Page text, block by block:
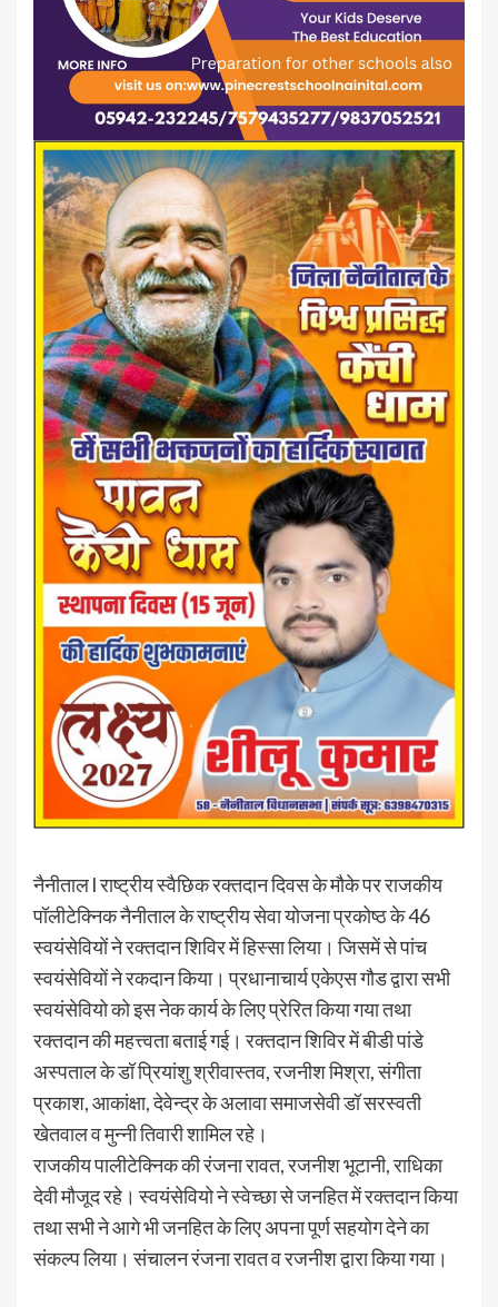
नैनीताल l राष्ट्रीय स्वैछिक रक्तदान दिवस के मौके पर राजकीय
पॉलीटेक्निक नैनीताल के राष्ट्रीय सेवा योजना प्रकोष्ठ के 46
स्वयंसेवियों ने रक्तदान शिविर में हिस्सा लिया। जिसमें से पांच
स्वयंसेवियों ने रकदान किया। प्रधानाचार्य एकेएस गौड द्वारा सभी
स्वयंसेवियो को इस नेक कार्य के लिए प्रेरित किया गया तथा
रक्तदान की महत्त्वता बताई गई। रक्तदान शिविर में बीडी पांडे
अस्पताल के डॉ प्रियांशु श्रीवास्तव, रजनीश मिश्रा, संगीता
प्रकाश, आकांक्षा, देवेन्द्र के अलावा समाजसेवी डॉ सरस्वती
खेतवाल व मुन्नी तिवारी शामिल रहे।
राजकीय पालीटेक्निक की रंजना रावत, रजनीश भूटानी, राधिका
देवी मौजूद रहे। स्वयंसेवियो ने स्वेच्छा से जनहित में रक्तदान किया
तथा सभी ने आगे भी जनहित के लिए अपना पूर्ण सहयोग देने का
संकल्प लिया। संचालन रंजना रावत व रजनीश द्वारा किया गया।